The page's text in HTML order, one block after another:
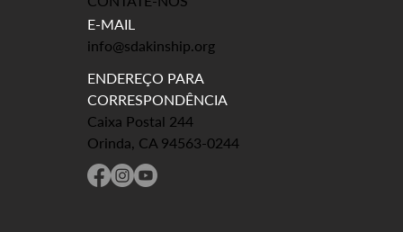
E-MAIL
info@sdakinship.org
ENDEREÇO PARA
CORRESPONDÊNCIA
Caixa Postal 244
Orinda, CA 94563-0244